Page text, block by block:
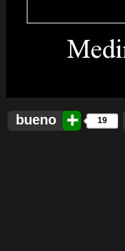
bueno 19